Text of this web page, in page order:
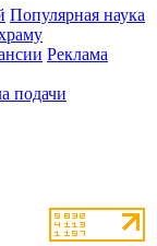
Популярная наука
Реклама
подачи